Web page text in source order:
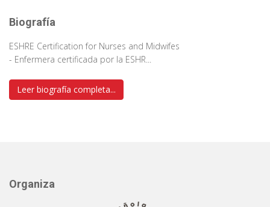
Biografía
ESHRE Certification for Nurses and Midwifes
- Enfermera certificada por la ESHR...
Leer biografía completa...
Organiza